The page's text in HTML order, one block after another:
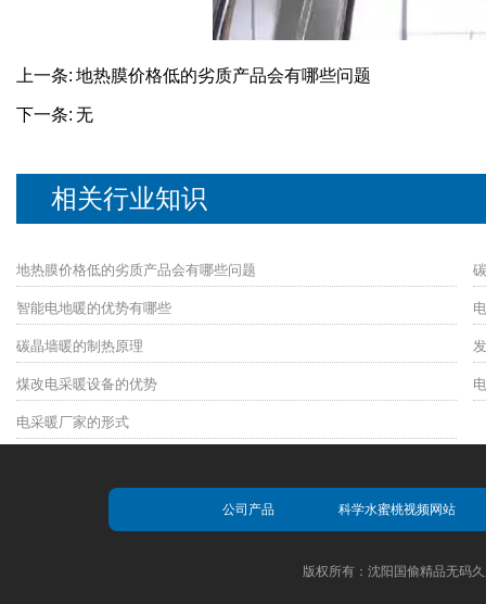
上一条: 地热膜价格低的劣质产品会有哪些问题
下一条: 无
相关行业知识
地热膜价格低的劣质产品会有哪些问题
智能电地暖的优势有哪些
碳晶墙暖的制热原理
煤改电采暖设备的优势
电采暖厂家的形式
公司产品 科学水蜜桃视频网站
版权所有：沈阳国偷精品无